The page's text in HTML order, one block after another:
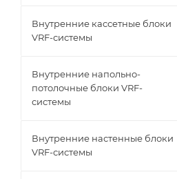
Внутренние кассетные блоки
VRF-системы
Внутренние напольно-
потолочные блоки VRF-
системы
Внутренние настенные блоки
VRF-системы